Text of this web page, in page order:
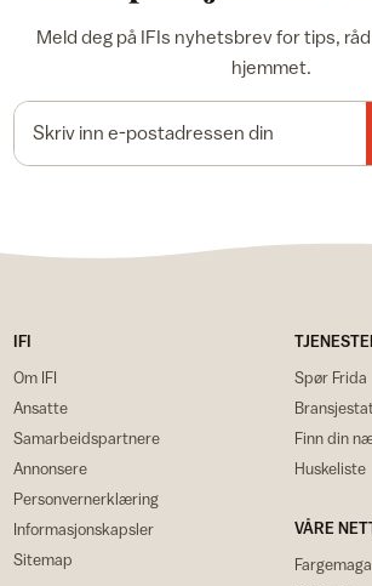
Meld deg på IFIs nyhetsbrev for tips,
hjemmet.
IFI
Om IFI
Ansatte
Samarbeidspartnere
Annonsere
Personvernerklæring
Informasjonskapsler
Sitemap
Spør Frida
Finn din
Huskeliste
VÅRE